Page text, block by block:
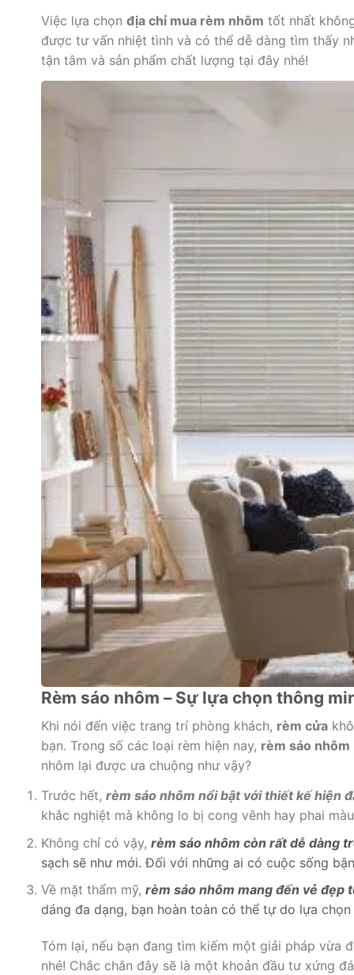
Việc lựa chọn địa chỉ mua rèm nhôm tốt nhất
được tư vấn nhiệt tình và có thể dễ dàng tìm thấy
tận tâm và sản phẩm chất lượng tại đây nhé!
Rèm sáo nhôm – Sự lựa chọn thông
Khi nói đến việc trang trí phòng khách, rèm cửa
bạn. Trong số các loại rèm hiện nay, rèm sáo
nhôm lại được ưa chuộng như vậy?
Trước hết, rèm sáo nhôm nổi bật với thiết kế hiện
khắc nghiệt mà không lo bị cong vênh hay phai
Không chỉ có vậy, rèm sáo nhôm còn rất dễ dàng
sạch sẽ như mới. Đối với những ai có cuộc sống
Về mặt thẩm mỹ, rèm sáo nhôm mang đến vẻ đẹp
dáng đa dạng, bạn hoàn toàn có thể tự do lựa
Tóm lại, nếu bạn đang tìm kiếm một giải pháp
nhé! Chắc chắn đây sẽ là một khoản đầu tư xứng